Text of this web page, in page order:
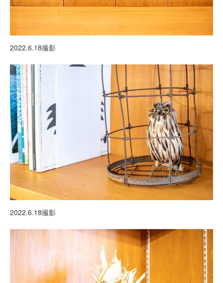
2022.6.18撮影
2022.6.18撮影